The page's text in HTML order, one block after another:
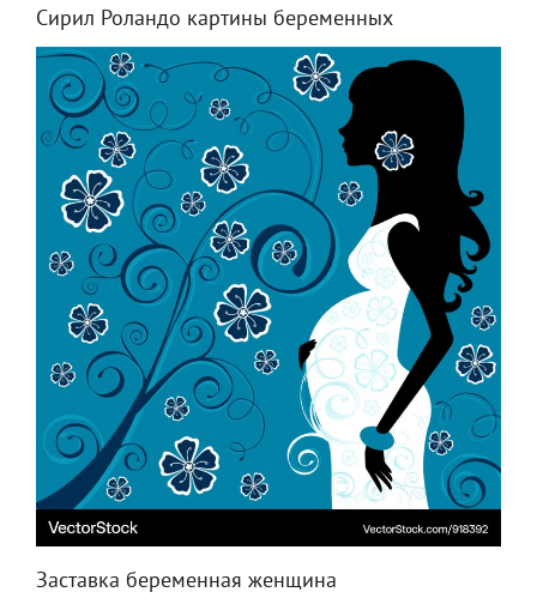
Сирил Роландо картины беременных
Заставка беременная женщина